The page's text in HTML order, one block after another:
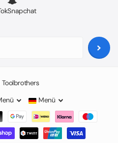
Snapchat
Toolbrothers
Menü